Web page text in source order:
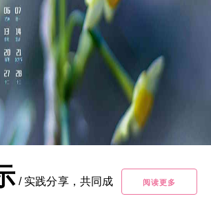
/ 实践分享，共同成
阅读更多